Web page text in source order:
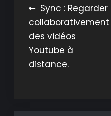
Navigation
de
l’article
Sync : Regarder
collaborativement
des vidéos
Youtube à
distance.